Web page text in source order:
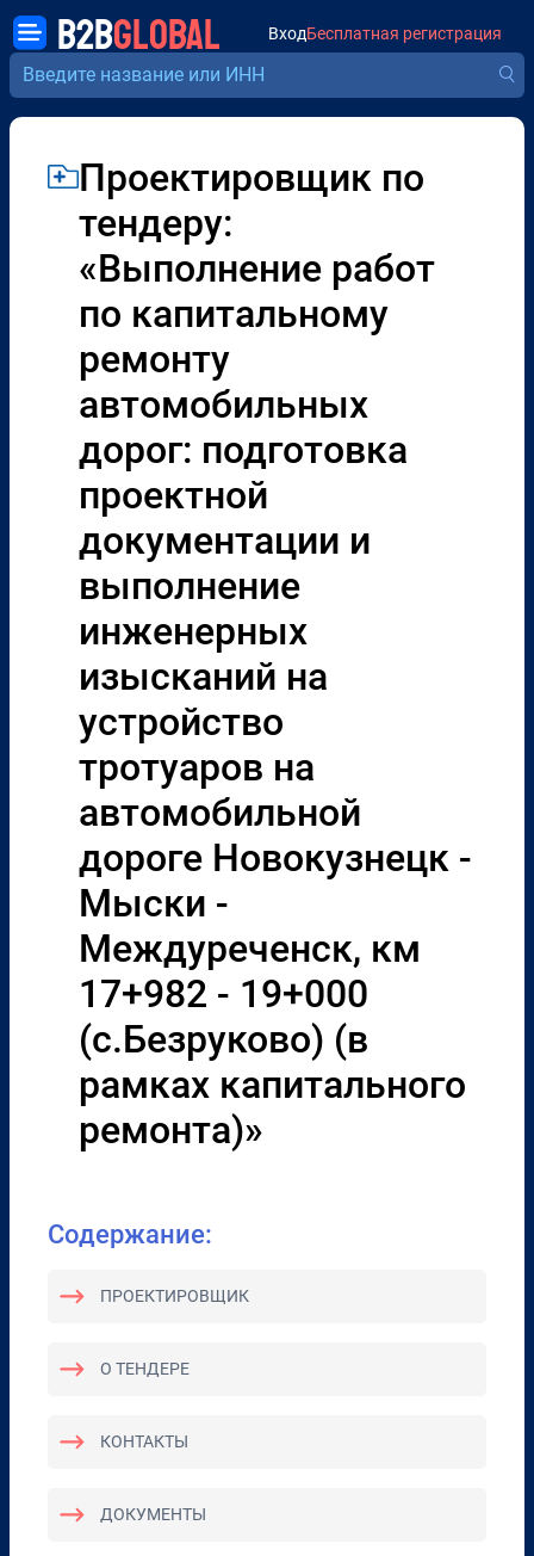
B2BGLOBAL ВходБесплатная регистрация
Проектировщик по
тендеру:
«Выполнение работ
по капитальному
ремонту
автомобильных
дорог: подготовка
проектной
документации и
выполнение
инженерных
изысканий на
устройство
тротуаров на
автомобильной
дороге Новокузнецк -
Мыски -
Междуреченск, км
17+982 - 19+000
(с.Безруково) (в
рамках капитального
ремонта)»
Содержание:
ПРОЕКТИРОВЩИК
О ТЕНДЕРЕ
КОНТАКТЫ
ДОКУМЕНТЫ